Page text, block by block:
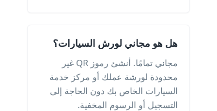
هل هو مجاني لورش السيارات؟
مجاني تمامًا. أنشئ رموز QR غير
محدودة لورشة عملك أو مركز خدمة
السيارات الخاص بك دون الحاجة إلى
التسجيل أو الرسوم المخفية.